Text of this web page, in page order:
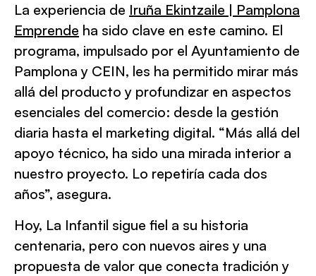
La experiencia de Iruña Ekintzaile | Pamplona
Emprende ha sido clave en este camino. El
programa, impulsado por el Ayuntamiento de
Pamplona y CEIN, les ha permitido mirar más
allá del producto y profundizar en aspectos
esenciales del comercio: desde la gestión
diaria hasta el marketing digital. “Más allá del
apoyo técnico, ha sido una mirada interior a
nuestro proyecto. Lo repetiría cada dos
años”, asegura.
Hoy, La Infantil sigue fiel a su historia
centenaria, pero con nuevos aires y una
propuesta de valor que conecta tradición y